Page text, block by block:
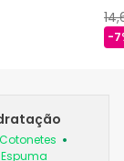
-
Cotonetes
Espuma